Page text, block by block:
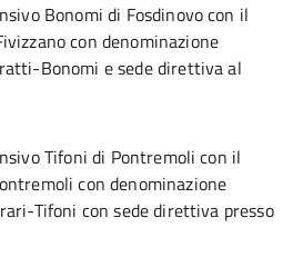
Bonomi di Fosdinovo con il
con denominazione
Bonomi e sede direttiva al
Tifoni di Pontremoli con il
con denominazione
Tifoni con sede direttiva presso